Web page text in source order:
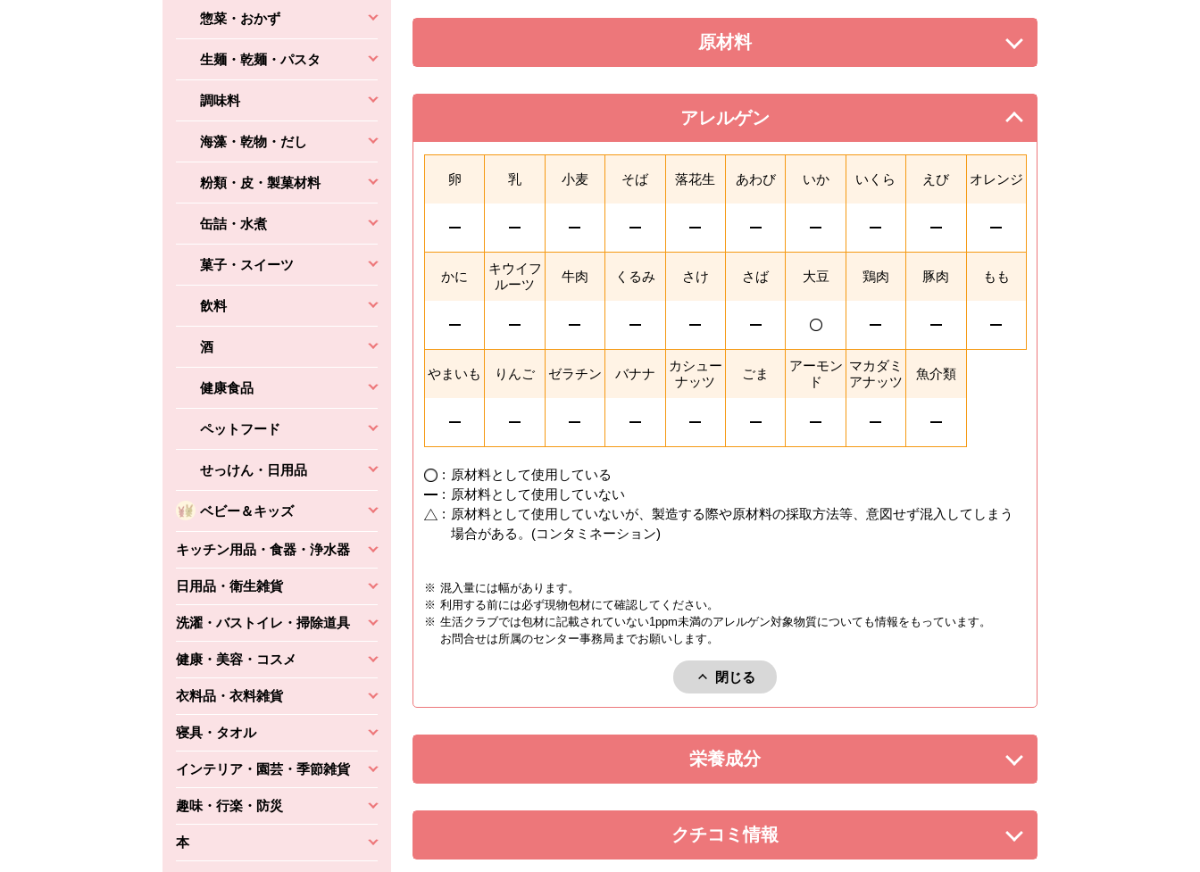
惣菜・おかず
生麺・乾麺・パスタ
調味料
海藻・乾物・だし
粉類・皮・製菓材料
缶詰・水煮
菓子・スイーツ
飲料
酒
健康食品
ペットフード
せっけん・日用品
ベビー＆キッズ
キッチン用品・食器・浄水器
日用品・衛生雑貨
洗濯・バストイレ・掃除道具
健康・美容・コスメ
衣料品・衣料雑貨
寝具・タオル
インテリア・園芸・季節雑貨
趣味・行楽・防災
本
原材料を展開する。
アレルゲン
を閉じる。
卵 乳 小麦 そば 落花生 あわび いか いくら えび オレンジ
かに
キウイフ
ルーツ
牛肉 くるみ さけ さば 大豆 鶏肉 豚肉 もも
やまいも りんご ゼラチン バナナ
カシュー
ナッツ
ごま
アーモン
ド
マカダミ
アナッツ
魚介類
: 原材料として使用している
: 原材料として使用していない
: 原材料として使用していないが、製造する際や原材料の採取方法等、意図せず混入してしまう
場合がある。(コンタミネーション)
※ 混入量には幅があります。
※ 利用する前には必ず現物包材にて確認してください。
※ 生活クラブでは包材に記載されていない1ppm未満のアレルゲン対象物質についても情報をもっています。
お問合せは所属のセンター事務局までお願いします。
閉じる
アレルゲンを閉じる。
栄養成分を展開する。
クチコミ情報
を展開する。